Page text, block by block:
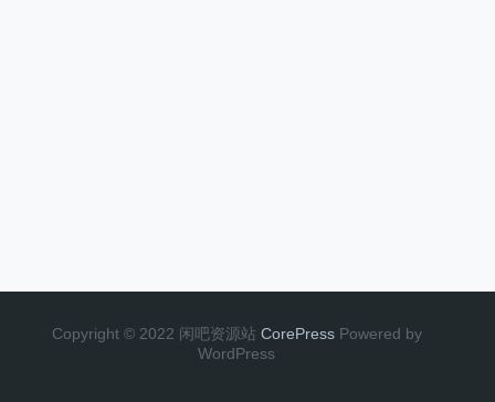
Copyright © 2022 闲吧资源站 CorePress Powered by
WordPress